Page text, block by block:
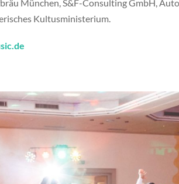
München, S&F-Consulting GmbH,
Kultusministerium.